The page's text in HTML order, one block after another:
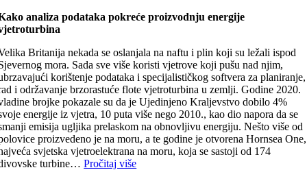
analiza podataka pokreće proizvodnju energije
Britanija nekada se oslanjala na naftu i plin koji su ležali ispod
mora. Sada sve više koristi vjetrove koji pušu nad njim,
korištenje podataka i specijalističkog softvera za planiranje,
i održavanje brzorastuće flote vjetroturbina u zemlji. Godine 2020.
brojke pokazale su da je Ujedinjeno Kraljevstvo dobilo 4%
energije iz vjetra, 10 puta više nego 2010., kao dio napora da se
emisija ugljika prelaskom na obnovljivu energiju. Nešto više od
proizvedeno je na moru, a te godine je otvorena Hornsea One,
svjetska vjetroelektrana na moru, koja se sastoji od 174
turbine…Pročitaj više